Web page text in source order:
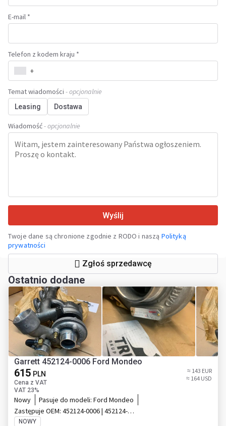
E-mail *
Telefon z kodem kraju *
+
Temat wiadomości - opcjonalnie
Leasing Dostawa
Wiadomość- opcjonalnie
Wyślij
Twoje dane są chronione zgodnie z RODO i naszą Polityką
prywatności
Zgłoś sprzedawcę
Ostatnio dodane
Garrett 452124-0006 Ford Mondeo
615 PLN
Cena z VAT
VAT 23%
≈ 143 EUR
≈ 164 USD
Nowy Pasuje do modeli: Ford Mondeo
Zastępuje OEM: 452124-0006 | 452124-
0006
NOWY